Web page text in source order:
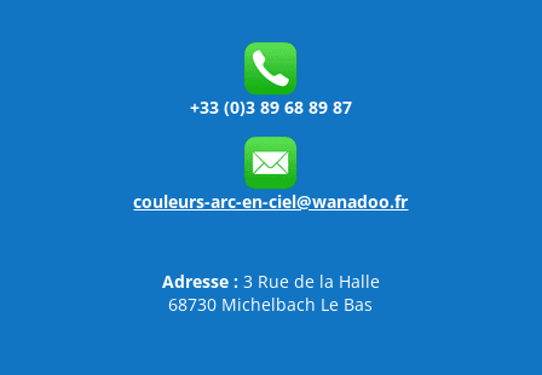
+33 (0)3 89 68 89 87
couleurs-arc-en-ciel@wanadoo.fr
Adresse : 3 Rue de la Halle
68730 Michelbach Le Bas